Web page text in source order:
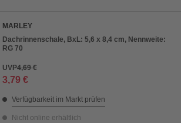
MARLEY
Dachrinnenschale, BxL: 5,6 x 8,4 cm, Nennweite:
RG 70
UVP4,69 €
3,79 €
Verfügbarkeit im Markt prüfen
Nicht online erhältlich